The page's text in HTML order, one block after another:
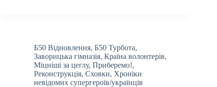
Б50 Відновлення, Б50 Турбота,
Заворицька гімназія, Країна волонтерів,
Міцніші за цеглу, Приберемо!,
Реконструкція, Сховки, Хроніки
невідомих супергероїв/українців